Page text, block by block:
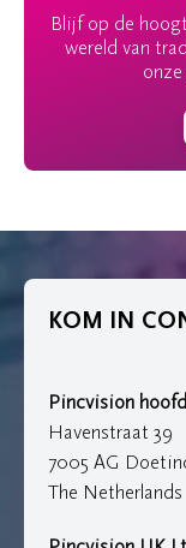
Blijf op de
wereld van
KOM IN
Pincvision
Havenstraat 39
7005 AG
The Netherlands